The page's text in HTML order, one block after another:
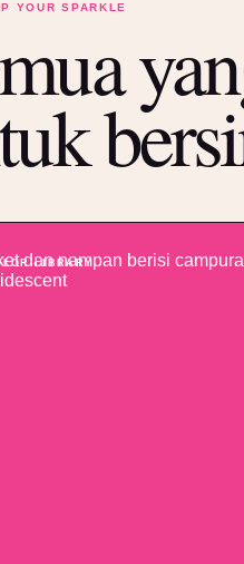
YOUR SPARKLE
LIBRARY